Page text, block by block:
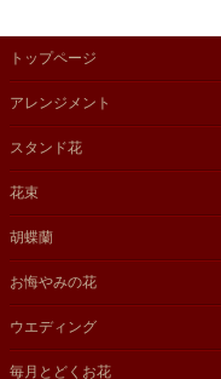
トップページ
アレンジメント
スタンド花
花束
胡蝶蘭
お悔やみの花
ウエディング
毎月とどくお花